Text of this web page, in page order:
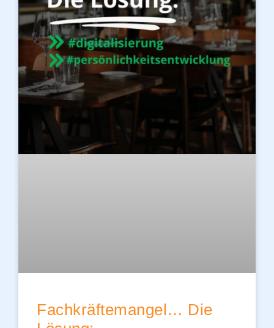
Fachkräftemangel… Die